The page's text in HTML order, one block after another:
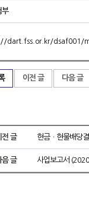
부
dart.fss.or.kr/dsaf001/
이전 글 다음 글
전 글 현금ㆍ현물배당
음 글 사업보고서